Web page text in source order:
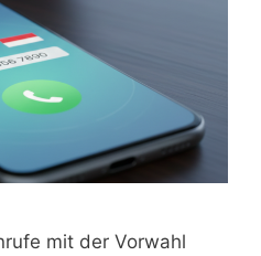
mit der Vorwahl